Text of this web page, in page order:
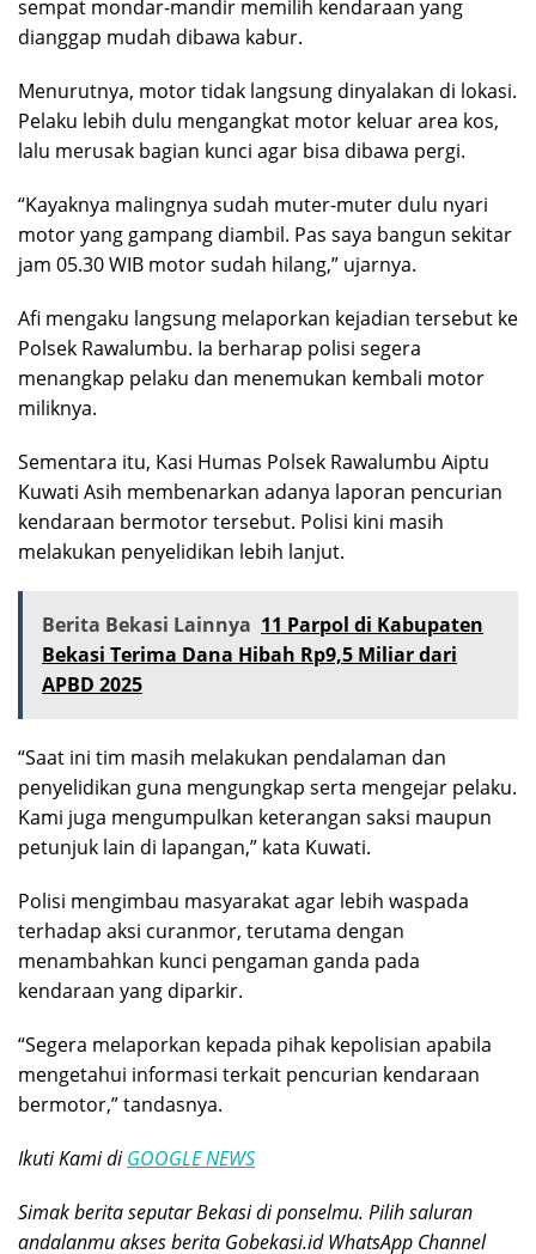
sempat mondar-mandir memilih kendaraan yang
dianggap mudah dibawa kabur.
Menurutnya, motor tidak langsung dinyalakan di lokasi.
Pelaku lebih dulu mengangkat motor keluar area kos,
lalu merusak bagian kunci agar bisa dibawa pergi.
“Kayaknya malingnya sudah muter-muter dulu nyari
motor yang gampang diambil. Pas saya bangun sekitar
jam 05.30 WIB motor sudah hilang,” ujarnya.
Afi mengaku langsung melaporkan kejadian tersebut ke
Polsek Rawalumbu. Ia berharap polisi segera
menangkap pelaku dan menemukan kembali motor
miliknya.
Sementara itu, Kasi Humas Polsek Rawalumbu Aiptu
Kuwati Asih membenarkan adanya laporan pencurian
kendaraan bermotor tersebut. Polisi kini masih
melakukan penyelidikan lebih lanjut.
Berita Bekasi Lainnya 11 Parpol di Kabupaten
Bekasi Terima Dana Hibah Rp9,5 Miliar dari
APBD 2025
“Saat ini tim masih melakukan pendalaman dan
penyelidikan guna mengungkap serta mengejar pelaku.
Kami juga mengumpulkan keterangan saksi maupun
petunjuk lain di lapangan,” kata Kuwati.
Polisi mengimbau masyarakat agar lebih waspada
terhadap aksi curanmor, terutama dengan
menambahkan kunci pengaman ganda pada
kendaraan yang diparkir.
“Segera melaporkan kepada pihak kepolisian apabila
mengetahui informasi terkait pencurian kendaraan
bermotor,” tandasnya.
Ikuti Kami diGOOGLE NEWS
Simak berita seputar Bekasi di ponselmu. Pilih saluran
andalanmu akses berita Gobekasi.id WhatsApp Channel